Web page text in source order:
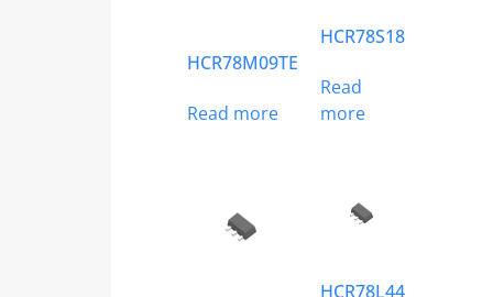
HCR78M09TE
Read more
HCR78S18
Read
more
HCR78L44